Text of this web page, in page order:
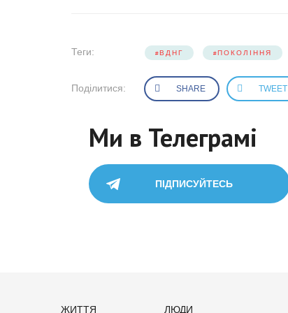
Теги: ВДНГ ПОКОЛІННЯ
Поділитися: SHARE TWEET
Ми в Телеграмі
ПІДПИСУЙТЕСЬ
ЖИТТЯ ЛЮДИ